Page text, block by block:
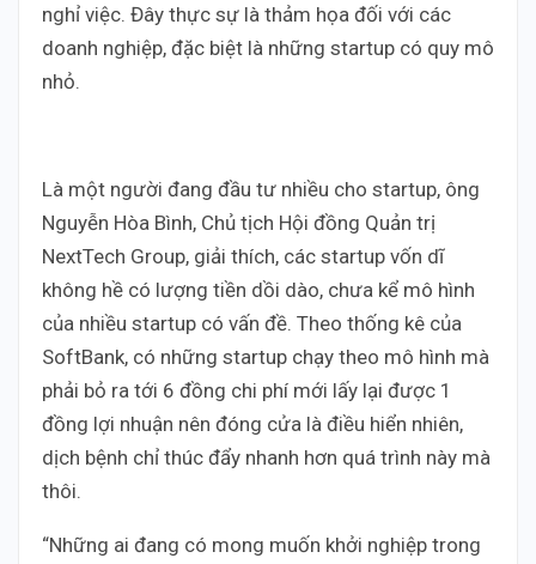
nghỉ việc. Đây thực sự là thảm họa đối với các
doanh nghiệp, đặc biệt là những startup có quy mô
nhỏ.
Là một người đang đầu tư nhiều cho startup, ông
Nguyễn Hòa Bình, Chủ tịch Hội đồng Quản trị
NextTech Group, giải thích, các startup vốn dĩ
không hề có lượng tiền dồi dào, chưa kể mô hình
của nhiều startup có vấn đề. Theo thống kê của
SoftBank, có những startup chạy theo mô hình mà
phải bỏ ra tới 6 đồng chi phí mới lấy lại được 1
đồng lợi nhuận nên đóng cửa là điều hiển nhiên,
dịch bệnh chỉ thúc đẩy nhanh hơn quá trình này mà
thôi.
“Những ai đang có mong muốn khởi nghiệp trong